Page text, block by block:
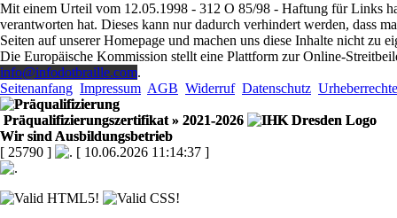
Mit einem Urteil vom 12.05.1998 - 312 O 85/98 - Haftung für Links
verantworten hat. Dieses kann nur dadurch verhindert werden, dass
Seiten auf unserer Homepage und machen uns diese Inhalte nicht
Die Europäische Kommission stellt eine Plattform zur Online-
info@infodotbraille.com.
Seitenanfang Impressum AGB Widerruf Datenschutz Urheberrechte
Präqualifizierungszertifikat » 2021-2026
Wir sind Ausbildungsbetrieb
[ 25790 ]
[ 10.06.2026 11:14:37 ]